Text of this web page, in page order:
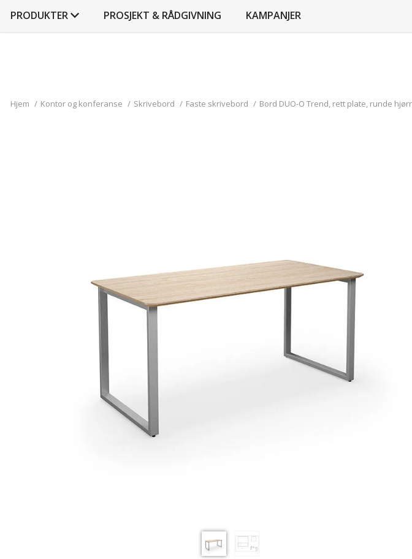
PRODUKTER PROSJEKT & RÅDGIVNING KAMPANJER
Hjem / Kontor og konferanse / Skrivebord / Faste skrivebord / Bord DUO-O Trend, rett plate, runde